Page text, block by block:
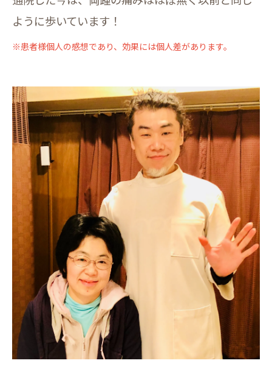
ように歩いています！
※患者様個人の感想であり、効果には個人差があります。